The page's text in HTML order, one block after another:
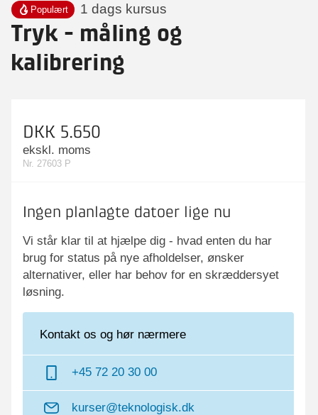
Populært 1 dags kursus
Tryk - måling og
kalibrering
DKK 5.650
ekskl. moms
Nr. 27603 P
Ingen planlagte datoer lige nu
Vi står klar til at hjælpe dig - hvad enten du har
brug for status på nye afholdelser, ønsker
alternativer, eller har behov for en skræddersyet
løsning.
Kontakt os og hør nærmere
+45 72 20 30 00
kurser@teknologisk.dk